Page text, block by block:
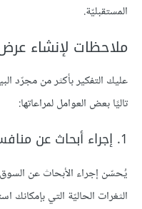
المستقبليّة.
ملاحظات لإنشاء
عليك التفكير بأكثر من مجرّد
تاليًا بعض العوامل لمراعاتها:
1. إجراء أبحاث عن منافسيك وباقي السوق
يُحسّن إجراء الأبحاث عن
الثغرات الحاليّة التي بإمكانك